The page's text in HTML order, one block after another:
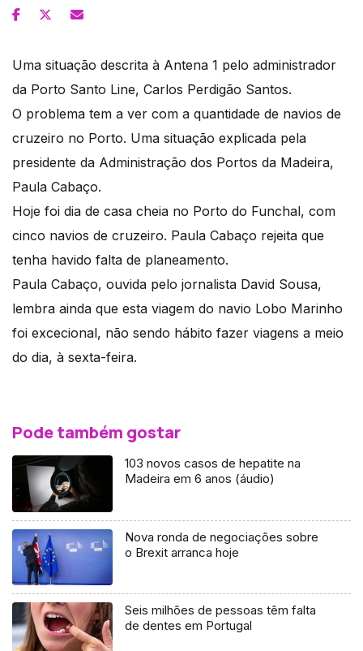
Uma situação descrita à Antena 1 pelo administrador
da Porto Santo Line, Carlos Perdigão Santos.
O problema tem a ver com a quantidade de navios de
cruzeiro no Porto. Uma situação explicada pela
presidente da Administração dos Portos da Madeira,
Paula Cabaço.
Hoje foi dia de casa cheia no Porto do Funchal, com
cinco navios de cruzeiro. Paula Cabaço rejeita que
tenha havido falta de planeamento.
Paula Cabaço, ouvida pelo jornalista David Sousa,
lembra ainda que esta viagem do navio Lobo Marinho
foi excecional, não sendo hábito fazer viagens a meio
do dia, à sexta-feira.
Pode também gostar
103 novos casos de hepatite na
Madeira em 6 anos (áudio)
Nova ronda de negociações sobre
o Brexit arranca hoje
Seis milhões de pessoas têm falta
de dentes em Portugal